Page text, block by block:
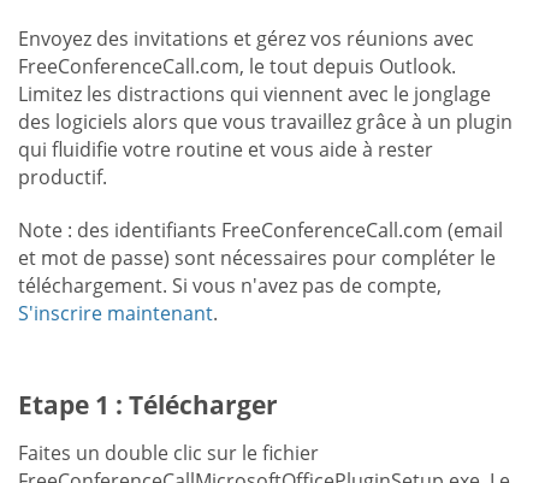
Envoyez des invitations et gérez vos réunions avec
FreeConferenceCall.com, le tout depuis Outlook.
Limitez les distractions qui viennent avec le jonglage
des logiciels alors que vous travaillez grâce à un plugin
qui fluidifie votre routine et vous aide à rester
productif.
Note : des identifiants FreeConferenceCall.com (email
et mot de passe) sont nécessaires pour compléter le
téléchargement. Si vous n'avez pas de compte,
S'inscrire maintenant.
Etape 1 : Télécharger
Faites un double clic sur le fichier